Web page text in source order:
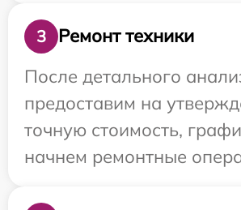
3
Ремонт техники
После детального
предоставим на
точную стоимость,
начнем ремонтные